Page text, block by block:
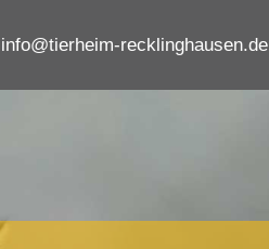
info@tierheim-recklinghausen.de